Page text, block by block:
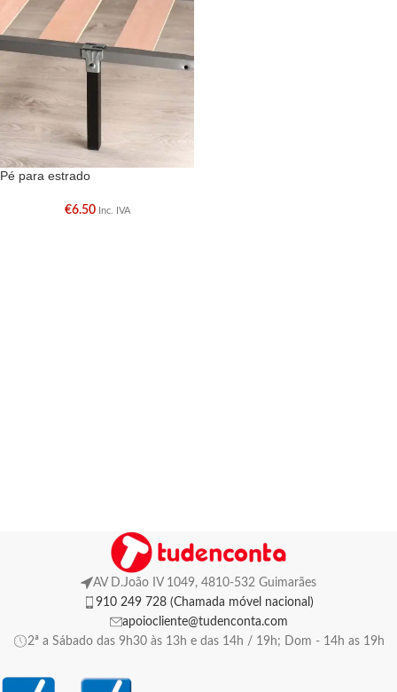
Pé para estrado
€6.50 Inc. IVA
AV D.João IV 1049, 4810-532 Guimarães
910 249 728 (Chamada móvel nacional)
apoiocliente@tudenconta.com
2ª a Sábado das 9h30 às 13h e das 14h / 19h; Dom - 14h as 19h